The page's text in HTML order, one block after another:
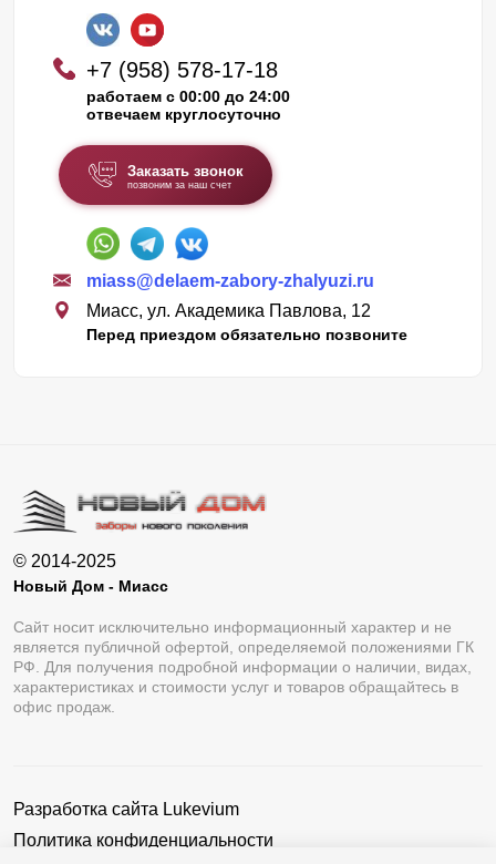
+7 (958) 578-17-18
работаем с 00:00 до 24:00
отвечаем круглосуточно
Заказать звонок
позвоним за наш счет
miass@delaem-zabory-zhalyuzi.ru
Миасс, ул. Академика Павлова, 12
Перед приездом обязательно позвоните
© 2014-2025
Новый Дом - Миасс
Сайт носит исключительно информационный характер и не
является публичной офертой, определяемой положениями ГК
РФ. Для получения подробной информации о наличии, видах,
характеристиках и стоимости услуг и товаров обращайтесь в
офис продаж.
Разработка сайта Lukevium
Политика конфиденциальности